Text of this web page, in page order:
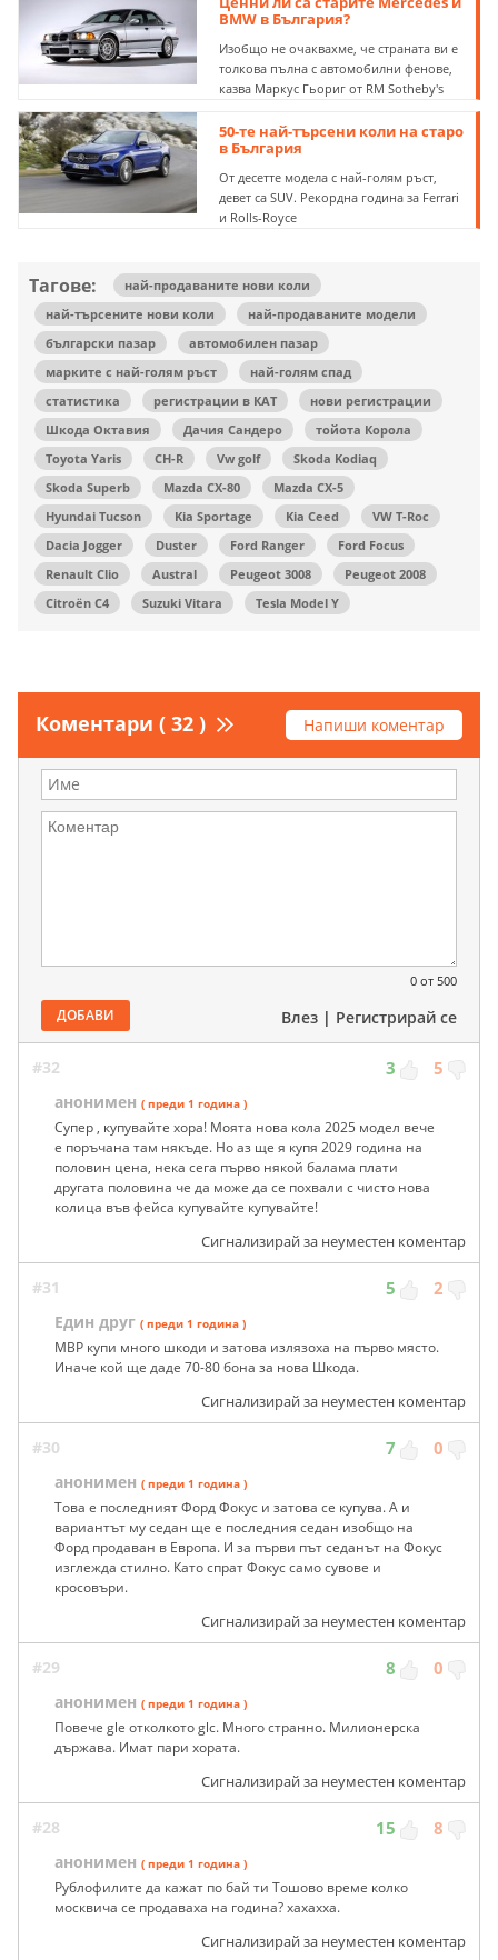
BMW в България?
Изобщо не очаквахме, че страната ви е
толкова пълна с автомобилни фенове,
казва Маркус Гьориг от RM Sotheby's
50-те най-търсени коли на старо
в България
От десетте модела с най-голям ръст,
девет са SUV. Рекордна година за Ferrari
и Rolls-Royce
Тагове:
най-продаваните нови коли
най-търсените нови коли
най-продаваните модели
български пазар
автомобилен пазар
марките с най-голям ръст
най-голям спад
статистика
регистрации в КАТ
нови регистрации
Шкода Октавия
Дачия Сандеро
тойота Корола
Toyota Yaris
CH-R Vw golf
Skoda Kodiaq
Skoda Superb
Mazda CX-80
Mazda CX-5
Hyundai Tucson
Kia Sportage Kia Ceed
VW T-Roc
Dacia Jogger
Duster Ford Ranger
Ford Focus
Renault Clio
Austral Peugeot 3008
Peugeot 2008
Citroën C4
Suzuki Vitara Tesla Model Y
Коментари ( 32 ) Напиши коментар
0 от 500
ДОБАВИ Влез | Регистрирай се
#32 3 5
анонимен ( преди 1 година )
Супер , купувайте хора! Моята нова кола 2025 модел вече
е поръчана там някъде. Но аз ще я купя 2029 година на
половин цена, нека сега първо някой балама плати
другата половина че да може да се похвали с чисто нова
колица във фейса купувайте купувайте!
Сигнализирай за неуместен коментар
#31 5 2
Един друг ( преди 1 година )
МВР купи много шкоди и затова излязоха на първо място.
Иначе кой ще даде 70-80 бона за нова Шкода.
Сигнализирай за неуместен коментар
#30 7 0
анонимен ( преди 1 година )
Това е последният Форд Фокус и затова се купува. А и
вариантът му седан ще е последния седан изобщо на
Форд продаван в Европа. И за първи път седанът на Фокус
изглежда стилно. Като спрат Фокус само сувове и
кросовъри.
Сигнализирай за неуместен коментар
#29 8 0
анонимен ( преди 1 година )
Повече gle отколкото glc. Много странно. Милионерска
държава. Имат пари хората.
Сигнализирай за неуместен коментар
#28 15 8
анонимен ( преди 1 година )
Рублофилите да кажат по бай ти Тошово време колко
москвичa се продаваха на година? хахахха.
Сигнализирай за неуместен коментар